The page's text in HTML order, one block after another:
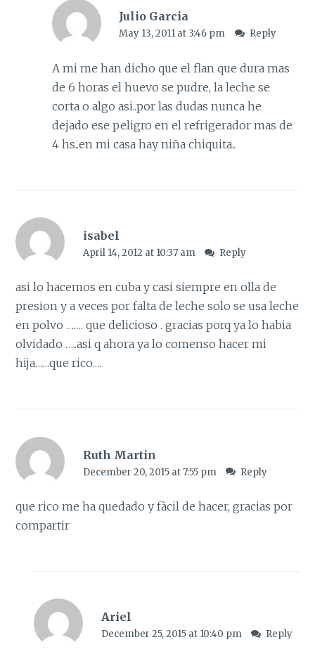
Julio Garcia
May 13, 2011 at 3:46 pm Reply
A mi me han dicho que el flan que dura mas
de 6 horas el huevo se pudre, la leche se
corta o algo asi..por las dudas nunca he
dejado ese peligro en el refrigerador mas de
4 hs..en mi casa hay niña chiquita..
isabel
April 14, 2012 at 10:37 am Reply
asi lo hacemos en cuba y casi siempre en olla de
presion y a veces por falta de leche solo se usa leche
en polvo ……. que delicioso . gracias porq ya lo habia
olvidado …..asi q ahora ya lo comenso hacer mi
hija……que rico….
Ruth Martin
December 20, 2015 at 7:55 pm Reply
que rico me ha quedado y fàcil de hacer, gracias por
compartir
Ariel
December 25, 2015 at 10:40 pm Reply